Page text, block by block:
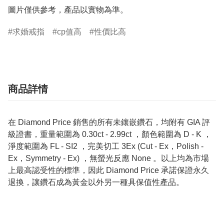
圖片僅供參考，產品以實物為準。
求婚戒指 cp值高 性價比高
商品詳情
在 Diamond Price 銷售的所有未鑲嵌鑽石，均附有 GIA 評
級證書，重量範圍為 0.30ct - 2.99ct ，顏色範圍為 D - K ，
淨度範圍為 FL - SI2 ，完美切工 3Ex (Cut - Ex，Polish -
Ex，Symmetry - Ex) ，無螢光反應 None 。以上均為市場
上最高認受性的標準，因此 Diamond Price 承諾保證永久
退換，讓鑽石成為黃金以外另一種具保值性產品。